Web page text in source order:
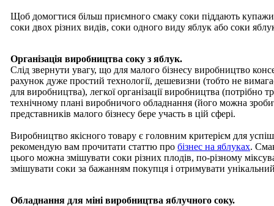
Щоб домогтися більш приємного смаку соки піддають
соки двох різних видів, соки одного виду яблук або соки
Організація виробництва соку з яблук.
Слід звернути увагу, що для малого бізнесу виробництво
рахунок дуже простий технології, дешевизни (тобто не
для виробництва), легкої організації виробництва (потрібно
технічному плані виробничого обладнання (його можна
представників малого бізнесу бере участь в цій сфері.
Виробництво якісного товару є головним критерієм для
рекомендую вам прочитати статтю про бізнес на яблуках.
цього можна змішувати соки різних плодів, по-різному
змішувати соки за бажанням покупця і отримувати
Обладнання для міні виробництва яблучного соку.